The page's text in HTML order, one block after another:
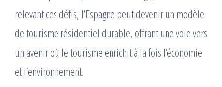
relevant ces défis, l’Espagne peut devenir un modèle
de tourisme résidentiel durable, offrant une voie vers
un avenir où le tourisme enrichit à la fois l’économie
et l’environnement.